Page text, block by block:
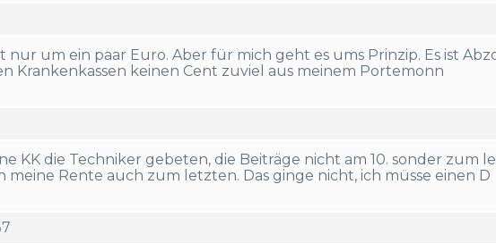
nur um ein paar Euro. Aber für mich geht es ums Prinzip. Es ist
Krankenkassen keinen Cent zuviel aus meinem Portemonn
KK die Techniker gebeten, die Beiträge nicht am 10. sonder zum
meine Rente auch zum letzten. Das ginge nicht, ich müsse einen D